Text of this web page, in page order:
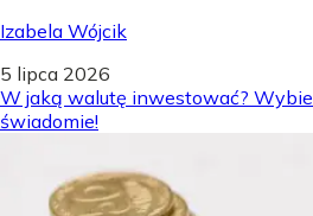
Izabela Wójcik
5 lipca 2026
W jaką walutę inwestować?
świadomie!